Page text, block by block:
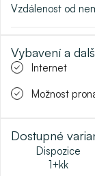
Vzdálenost od
Vybavení a
Internet
Možnost
Dostupné
Dispozice
1+kk